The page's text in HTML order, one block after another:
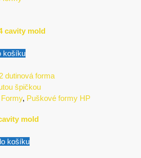
cavity mold
košíku
Formy, Puškové formy HP
mold
košíku